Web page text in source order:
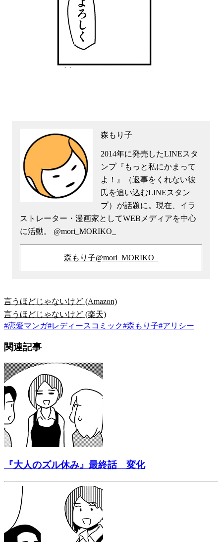
森もり子
2014年に発売したLINEスタ
ンプ『もっと私にかまって
よ！』（返事をくれない彼
氏を追い込むLINEスタン
プ）が話題に。現在、イラ
ストレーター・漫画家としてWEBメディアを中心
に活動。 @mori_MORIKO_
森もり子@mori_MORIKO_
言うほどじゃないけど (Amazon)
言うほどじゃないけど (楽天)
#恋愛マンガ#レディースコミック#森もり子#アリシー
関連記事
『大人のズル休み』最終話 変化